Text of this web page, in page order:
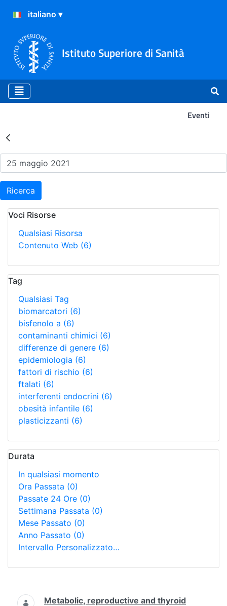
Istituto Superiore di Sanità
Eventi
Risultati della Ricerca -
Ricerca
Voci Risorse
Qualsiasi Risorsa
Contenuto Web (6)
Tag
Qualsiasi Tag
biomarcatori (6)
bisfenolo a (6)
contaminanti chimici (6)
differenze di genere (6)
epidemiologia (6)
fattori di rischio (6)
ftalati (6)
interferenti endocrini (6)
obesità infantile (6)
plasticizzanti (6)
Durata
In qualsiasi momento
Ora Passata (0)
Passate 24 Ore (0)
Settimana Passata (0)
Mese Passato (0)
Anno Passato (0)
Intervallo Personalizzato…
Ricerca
Metabolic, reproductive and thyroid